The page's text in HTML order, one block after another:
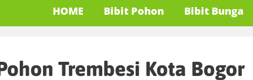
HOME Bibit Pohon Bibit Bunga
Trembesi Kota Bogor